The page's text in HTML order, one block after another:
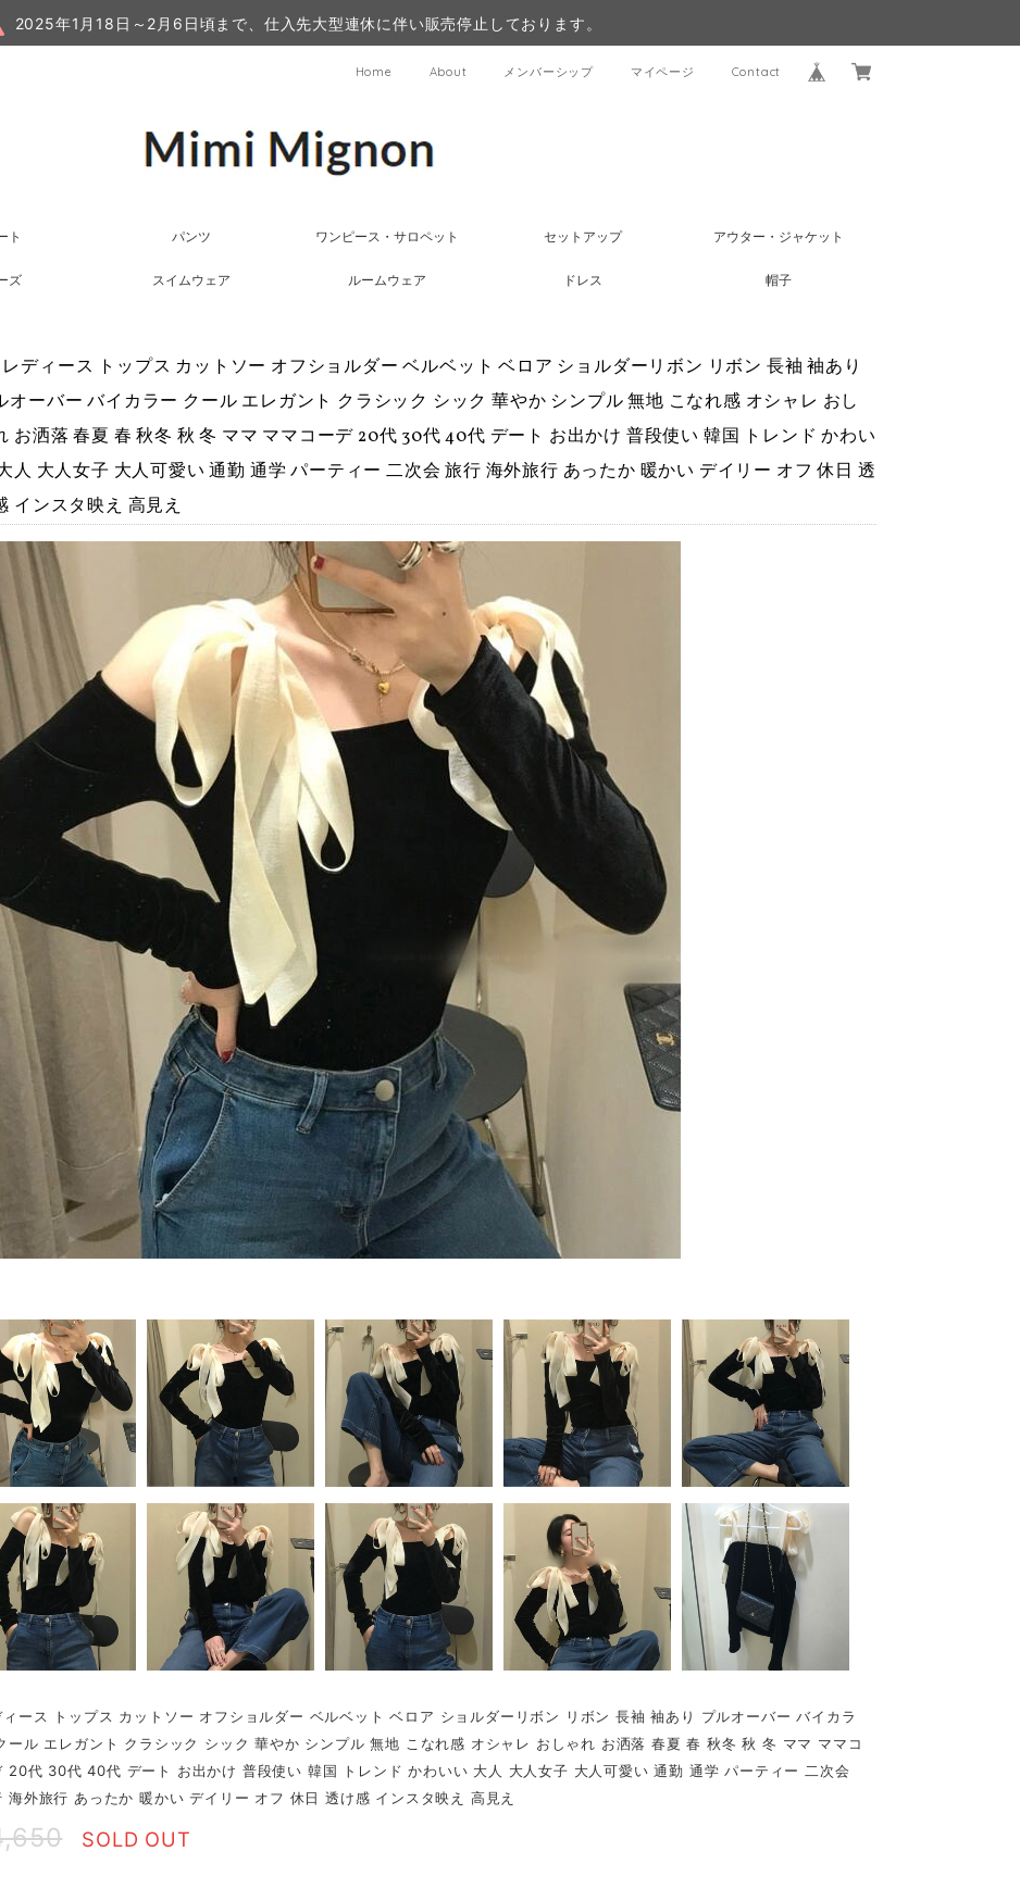
2025年1月18日～2月6日頃まで、仕入先大型連休に伴い販売停止しております。
Home About メンバーシップ マイページ Contact
ト パンツ ワンピース・サロペット セットアップ アウター・ジャケット
ズ スイムウェア ルームウェア ドレス 帽子
レディース トップス カットソー オフショルダー ベルベット ベロア ショルダーリボン リボン 長袖 袖あり
オーバー バイカラー クール エレガント クラシック シック 華やか シンプル 無地 こなれ感 オシャレ おし
お洒落 春夏 春 秋冬 秋 冬 ママ ママコーデ 20代 30代 40代 デート お出かけ 普段使い 韓国 トレンド かわい
人 大人女子 大人可愛い 通勤 通学 パーティー 二次会 旅行 海外旅行 あったか 暖かい デイリー オフ 休日 透
インスタ映え 高見え
ィース トップス カットソー オフショルダー ベルベット ベロア ショルダーリボン リボン 長袖 袖あり プルオーバー バイカラ
ール エレガント クラシック シック 華やか シンプル 無地 こなれ感 オシャレ おしゃれ お洒落 春夏 春 秋冬 秋 冬 ママ ママコ
20代 30代 40代 デート お出かけ 普段使い 韓国 トレンド かわいい 大人 大人女子 大人可愛い 通勤 通学 パーティー 二次会
海外旅行 あったか 暖かい デイリー オフ 休日 透け感 インスタ映え 高見え
SOLD OUT